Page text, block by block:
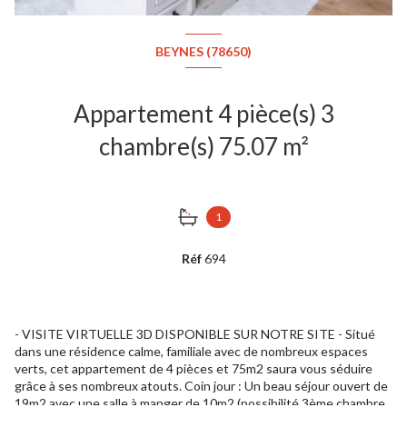
BEYNES (78650)
Appartement 4 pièce(s) 3
chambre(s) 75.07 m²
1
Réf694
- VISITE VIRTUELLE 3D DISPONIBLE SUR NOTRE SITE - Situé
dans une résidence calme, familiale avec de nombreux espaces
verts, cet appartement de 4 pièces et 75m2 saura vous séduire
grâce à ses nombreux atouts. Coin jour : Un beau séjour ouvert de
19m2 avec une salle à manger de 10m2 (possibilité 3ème chambre,